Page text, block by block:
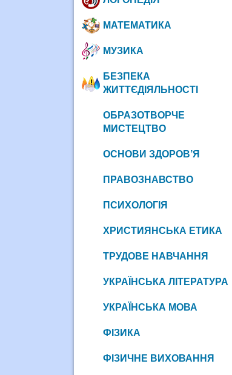
МАТЕМАТИКА
МУЗИКА
БЕЗПЕКА
ЖИТТЄДІЯЛЬНОСТІ
ОБРАЗОТВОРЧЕ
МИСТЕЦТВО
ОСНОВИ ЗДОРОВ’Я
ПРАВОЗНАВСТВО
ПСИХОЛОГІЯ
ХРИСТИЯНСЬКА ЕТИКА
ТРУДОВЕ НАВЧАННЯ
УКРАЇНСЬКА ЛІТЕРАТУРА
УКРАЇНСЬКА МОВА
ФІЗИКА
ФІЗИЧНЕ ВИХОВАННЯ